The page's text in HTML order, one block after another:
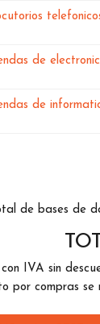
se ajuste al
de datos de
de datos de
de
de datos de
de
de bases de
IVA sin
por compras